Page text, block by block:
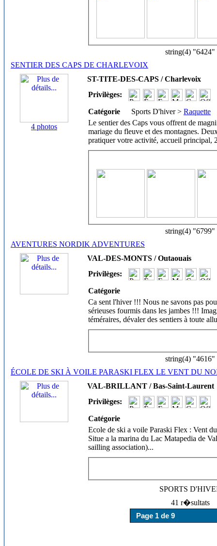
string(4) "6424"
SENTIER DES CAPS DE CHARLEVOIX
4 photos
ST-TITE-DES-CAPS / Charlevoix
Privilèges:
Catégorie Sports D'hiver > Raquette
Le sentier des Caps vous offrent de
mariage du fleuve et des montagnes.
pratiquer votre activité, accueil principal,
string(4) "6799"
AVENTURES NORDIK ADVENTURES
VAL-DES-MONTS / Outaouais
Privilèges:
Catégorie
Ca sent l'hiver !!! Nous ne savons pas
sérieuses fourmis dans les jambes !!!
téméraires, dévaler des sentiers à toute
string(4) "4616"
ÉCOLE DE SKI À VOILE PARASKI FLEX LE VENT DU
VAL-BRILLANT / Bas-Saint-Laurent
Privilèges:
Catégorie
Ecole de ski a voile Paraski Flex : Vent
Situe a la marina du Lac Matapedia de
sailling association)...
SPORTS
41 r�sultats